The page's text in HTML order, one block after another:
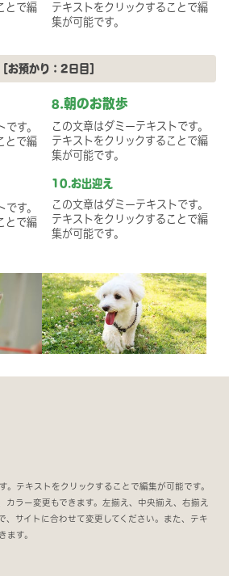
とで編
テキストをクリックすることで編
集が可能です。
［お預かり：2日目］
す。
とで編
8.朝のお散歩
この文章はダミーテキストです。
テキストをクリックすることで編
集が可能です。
す。
とで編
10.お出迎え
この文章はダミーテキストです。
テキストをクリックすることで編
集が可能です。
。テキストをクリックすることで編集が可能です。
カラー変更もできます。左揃え、中央揃え、右揃え
、サイトに合わせて変更してください。また、テキ
ます。